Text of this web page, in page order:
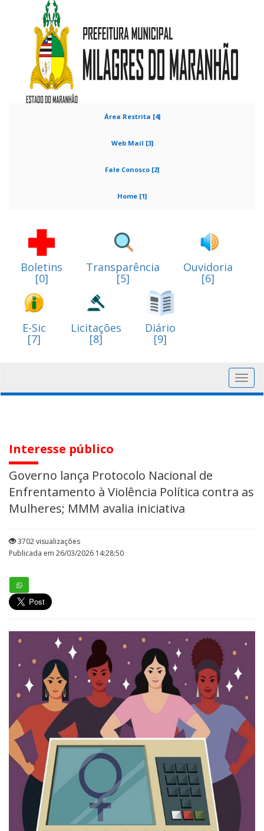
Área Restrita [4]
Web Mail [3]
Fale Conosco [2]
Home [1]
Boletins
[0]
Transparência
[5]
Ouvidoria
[6]
E-Sic
[7]
Licitações
[8]
Diário
[9]
Interesse público
Governo lança Protocolo Nacional de
Enfrentamento à Violência Política contra as
Mulheres; MMM avalia iniciativa
3702 visualizações
Publicada em 26/03/2026 14:28:50